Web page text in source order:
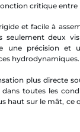
critique entre
et facile à
seulement deux
une précision et
hydrodynamiques.
plus directe
toutes les
haut sur le mât, ce